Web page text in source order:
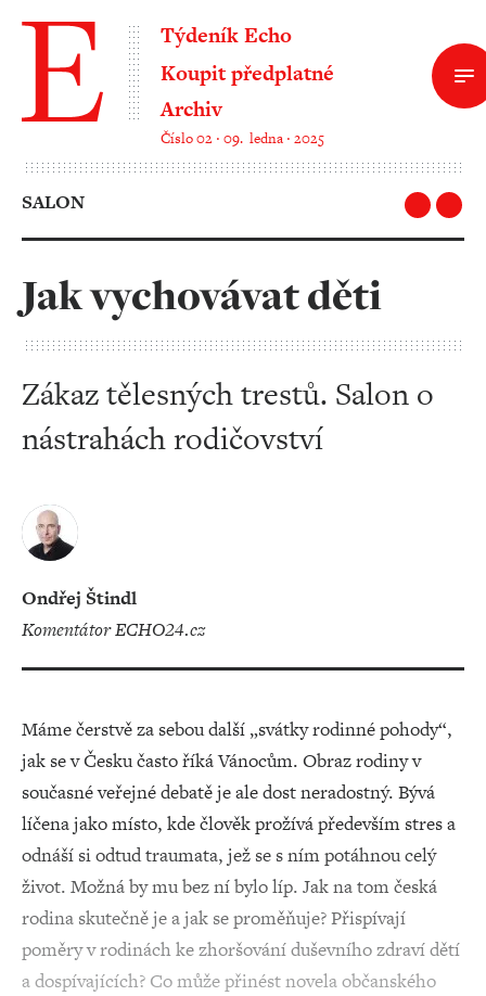
Týdeník Echo
Koupit předplatné
Archiv
Číslo 02 ‧ 09. ledna ‧ 2025
SALON
Jak vychovávat děti
Zákaz tělesných trestů. Salon o
nástrahách rodičovství
Ondřej Štindl
komentátor ECHO24.cz
Máme čerstvě za sebou další „svátky rodinné pohody“,
jak se v Česku často říká Vánocům. Obraz rodiny v
současné veřejné debatě je ale dost neradostný. Bývá
líčena jako místo, kde člověk prožívá především stres a
odnáší si odtud traumata, jež se s ním potáhnou celý
život. Možná by mu bez ní bylo líp. Jak na tom česká
rodina skutečně je a jak se proměňuje? Přispívají
poměry v rodinách ke zhoršování duševního zdraví dětí
a dospívajících? Co může přinést novela občanského